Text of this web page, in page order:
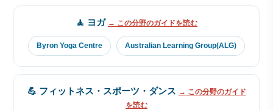
🧘 ヨガ → この分野のガイドを読む
Byron Yoga Centre Australian Learning Group(ALG)
💪 フィットネス・スポーツ・ダンス → この分野のガイド
を読む